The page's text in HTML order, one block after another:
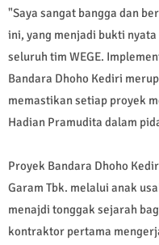
"Saya sangat bangga dan
ini, yang menjadi bukti
seluruh tim WEGE.
Bandara Dhoho Kediri
memastikan setiap proyek
Hadian Pramudita dalam
Proyek Bandara Dhoho
Garam Tbk. melalui anak
menajdi tonggak sejarah
kontraktor pertama